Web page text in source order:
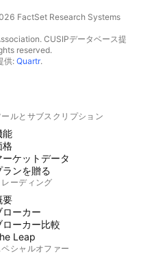
FactSet Research Systems
CUSIPデータベース提
reserved.
供: Quartr.
ールとサブスクリプション
能
格
ーケットデータ
ランを贈る
レーディング
要
ローカー
ローカー比較
Leap
ペシャルオファー